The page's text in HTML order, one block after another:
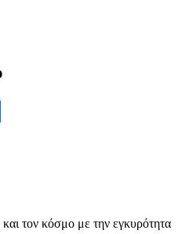
τον κόσμο με την εγκυρότητα